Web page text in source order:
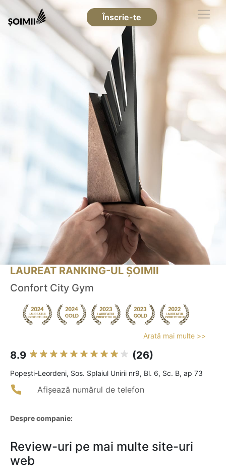
Înscrie-te
LAUREAT RANKING-UL ȘOIMII
Confort City Gym
Arată mai multe >>
8.9 (26)
Popeşti-Leordeni, Sos. Splaiul Unirii nr9, Bl. 6, Sc. B, ap 73
Afișează numărul de telefon
Despre companie:
Review-uri pe mai multe site-uri
web